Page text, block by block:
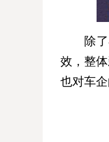
除
效，整
也对车